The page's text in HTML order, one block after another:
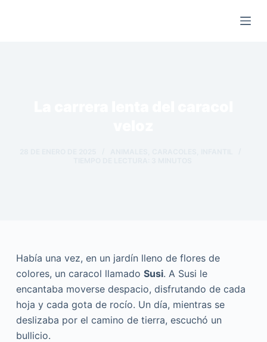
Había una vez, en un jardín lleno de flores de
colores, un caracol llamado Susi. A Susi le
encantaba moverse despacio, disfrutando de cada
hoja y cada gota de rocío. Un día, mientras se
deslizaba por el camino de tierra, escuchó un
bullicio.